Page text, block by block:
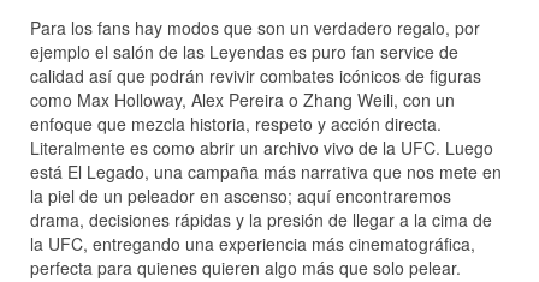
Para los fans hay modos que son un verdadero regalo, por
ejemplo el salón de las Leyendas es puro fan service de
calidad así que podrán revivir combates icónicos de figuras
como Max Holloway, Alex Pereira o Zhang Weili, con un
enfoque que mezcla historia, respeto y acción directa.
Literalmente es como abrir un archivo vivo de la UFC. Luego
está El Legado, una campaña más narrativa que nos mete en
la piel de un peleador en ascenso; aquí encontraremos
drama, decisiones rápidas y la presión de llegar a la cima de
la UFC, entregando una experiencia más cinematográfica,
perfecta para quienes quieren algo más que solo pelear.